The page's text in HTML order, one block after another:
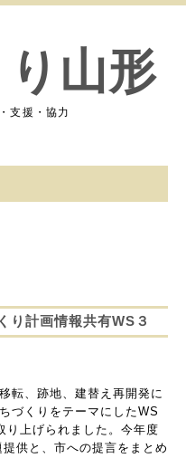
山形
支援・協力
り計画情報共有WS３
転、跡地、 建替え再開発に
づくりをテーマにしたWS
り上げられました。今年度
供と、 市への提言をまとめ